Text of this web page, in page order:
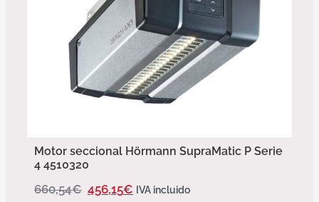
Motor seccional Hörmann SupraMatic P Serie
4 4510320
660,54€ 456,15€ IVA incluido